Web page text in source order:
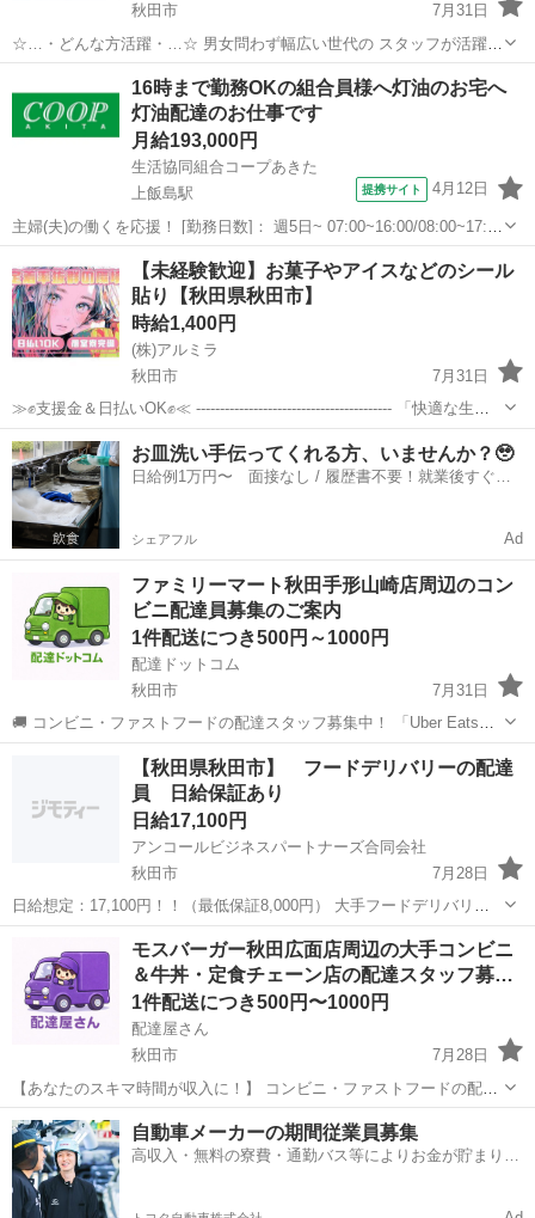
秋田市
7月31日
☆…・どんな方活躍・…☆ 男女問わず幅広い世代の スタッフが活躍中
♪ 必要なスキルはないので スグに活躍できますよ◎ 休暇制度も 多数
充実しているので 『工場って休みがなさそう』 ...
倉庫 時給
16時まで勤務OKの組合員様へ灯油のお宅へ
灯油配達のお仕事です
月給193,000円
生活協同組合コープあきた
上飯島駅
提携サイト 4月12日
主婦(夫)の働くを応援！ [勤務日数]： 週5日~ 07:00~16:00/08:00~17:00
月/火/水/木/金 [勤務地・最寄駅]： 秋田県秋田市飯島字穀町大谷地1-
20 生活協同組合コープあきた物流・灯油セット...
上飯島駅 配送
【未経験歓迎】お菓子やアイスなどのシール
貼り【秋田県秋田市】
時給1,400円
(株)アルミラ
秋田市
7月31日
≫✊支援金＆日払いOK✊≪ ----------------------------------------- 「快適な生活
を始めたい…」 そんな方にオススメ！ 支援金をはじめ 食料支援や綺
麗...
秋田 秋田市 倉庫 時給
お皿洗い手伝ってくれる方、いませんか？🥹
日給例1万円〜 面接なし / 履歴書不要！就業後すぐに
シェアフル Ad
ファミリーマート秋田手形山崎店周辺のコン
ビニ配達員募集のご案内
1件配送につき500円～1000円
配達ドットコム
秋田市
7月31日
🚚 コンビニ・ファストフードの配達スタッフ募集中！ 「Uber Eats」
や「出前館」のように、配達専用アプリを使ってお仕事するスタイル
です。 オファー内容を見てから、受けるかどうかを自由に選べます！
配送 ファミリーマート
【秋田県秋田市】 フードデリバリーの配達
員 日給保証あり
日給17,100円
アンコールビジネスパートナーズ合同会社
秋田市
7月28日
日給想定：17,100円！！（最低保証8,000円） 大手フードデリバリー
サイトの配送案件です！！ 自転車、原付、バイク、車の手配はご自身
になります！！ （※車はリースできます！！）リース代必要！！ 業務
拡大につき、...
ドライバー 1件
モスバーガー秋田広面店周辺の大手コンビニ
＆牛丼・定食チェーン店の配達スタッフ募…
1件配送につき500円〜1000円
配達屋さん
秋田市
7月28日
【あなたのスキマ時間が収入に！】 コンビニ・ファストフードの配達
バイト、始めませんか？ アプリで空いた時間にサクッと配達！ 配達す
るかどうかは、オファーを見てその場で自由に決められます♪
―――――――――― ...
秋田 秋田市 配送 スタッフ
自動車メーカーの期間従業員募集
高収入・無料の寮費・通勤バス等によりお金が貯まりや